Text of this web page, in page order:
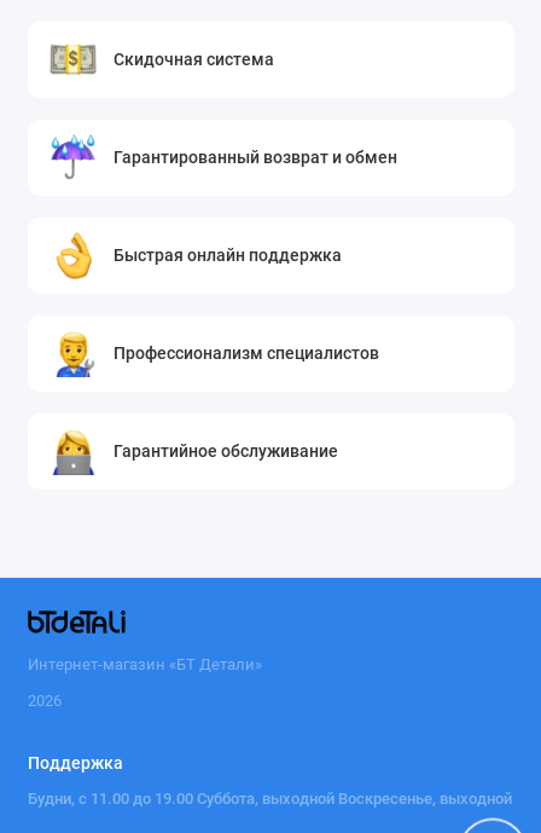
Скидочная система
Гарантированный возврат и обмен
Быстрая онлайн поддержка
Профессионализм специалистов
Гарантийное обслуживание
Интернет-магазин «БТ Детали»
2026
Поддержка
Будни, с 11.00 до 19.00 Суббота, выходной Воскресенье, выходной